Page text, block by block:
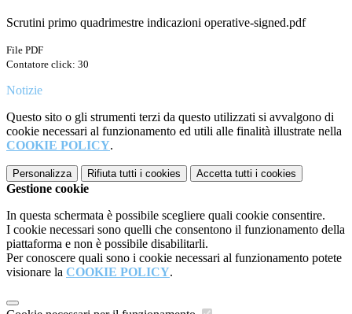
Scrutini primo quadrimestre indicazioni operative-signed.pdf
File PDF
Contatore click: 30
Notizie
Questo sito o gli strumenti terzi da questo utilizzati si avvalgono di
cookie necessari al funzionamento ed utili alle finalità illustrate nella
COOKIE POLICY.
Personalizza Rifiuta tutti i cookies Accetta tutti i cookies
Gestione cookie
In questa schermata è possibile scegliere quali cookie consentire.
I cookie necessari sono quelli che consentono il funzionamento della
piattaforma e non è possibile disabilitarli.
Per conoscere quali sono i cookie necessari al funzionamento potete
visionare la COOKIE POLICY.